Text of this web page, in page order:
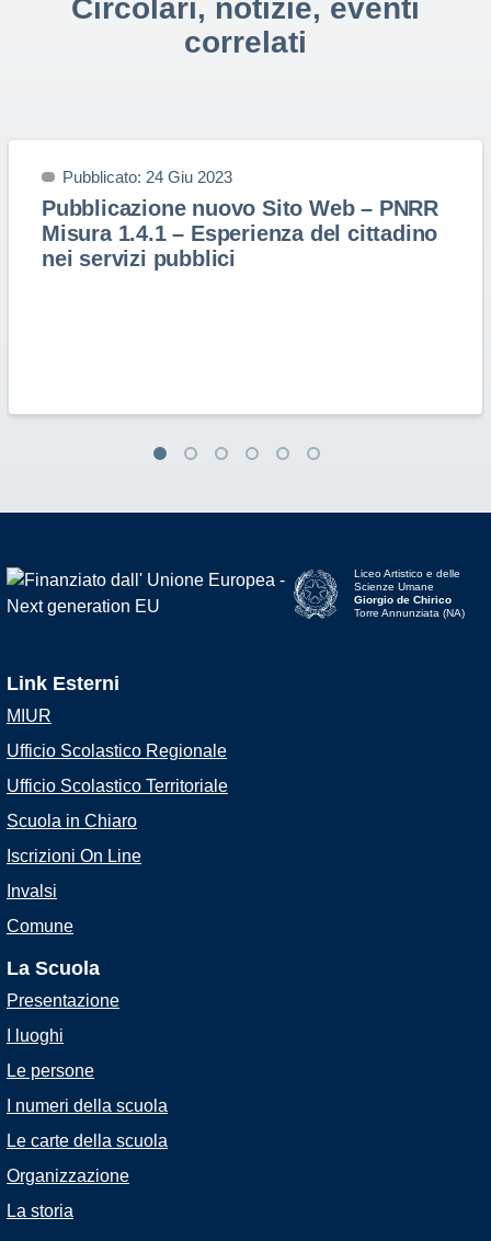
Circolari, notizie, eventi
correlati
Pubblicato: 24 Giu 2023
Pubblicazione nuovo Sito Web – PNRR
Misura 1.4.1 – Esperienza del cittadino
nei servizi pubblici
Liceo Artistico e delle
Scienze Umane
Giorgio de Chirico
Torre Annunziata (NA)
Link Esterni
MIUR
Ufficio Scolastico Regionale
Ufficio Scolastico Territoriale
Scuola in Chiaro
Iscrizioni On Line
Invalsi
Comune
La Scuola
Presentazione
I luoghi
Le persone
I numeri della scuola
Le carte della scuola
Organizzazione
La storia